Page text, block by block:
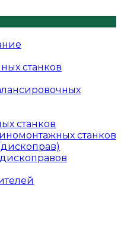
станков
станков
станков